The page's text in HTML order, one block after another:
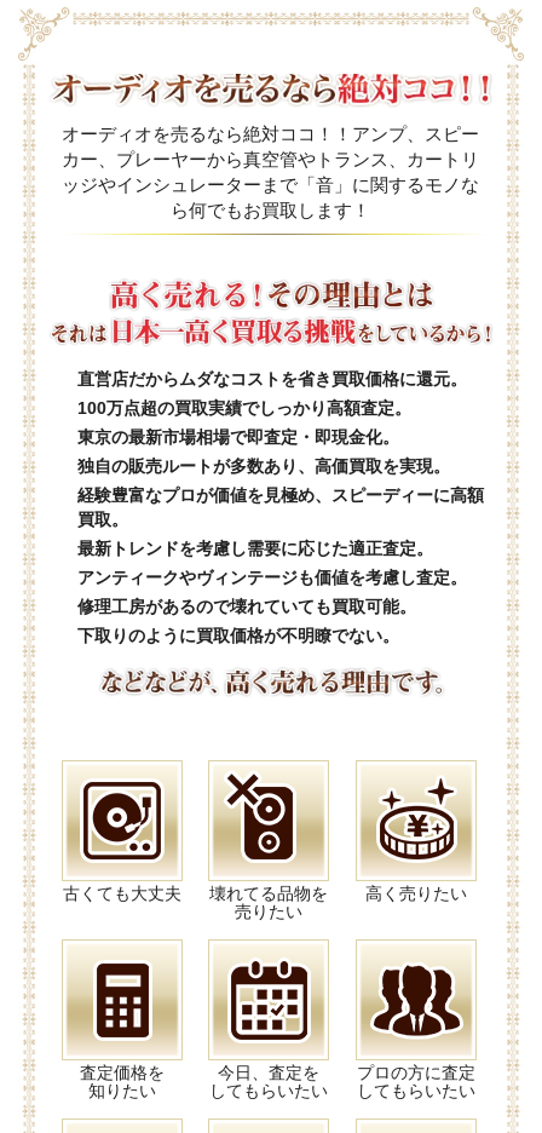
オーディオを売るなら絶対ココ！！アンプ、スピー
カー、プレーヤーから真空管やトランス、カートリ
ッジやインシュレーターまで「音」に関するモノな
ら何でもお買取します！
直営店だからムダなコストを省き買取価格に還元。
100万点超の買取実績でしっかり高額査定。
東京の最新市場相場で即査定・即現金化。
独自の販売ルートが多数あり、高価買取を実現。
経験豊富なプロが価値を見極め、スピーディーに高額
買取。
最新トレンドを考慮し需要に応じた適正査定。
アンティークやヴィンテージも価値を考慮し査定。
修理工房があるので壊れていても買取可能。
下取りのように買取価格が不明瞭でない。
古くても大丈夫
壊れてる品物を
売りたい
高く売りたい
査定価格を
知りたい
今日、査定を
してもらいたい
プロの方に査定
してもらいたい